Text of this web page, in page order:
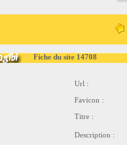
Fiche du site 14708
Url :
Favicon :
Titre :
Description :